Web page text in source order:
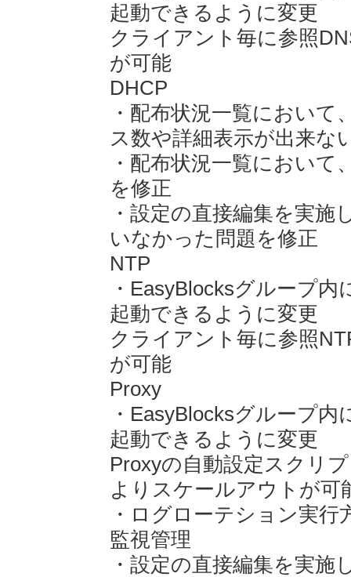
起動できるように変更
クライアント毎に参照
が可能
DHCP
・配布状況一覧におい
ス数や詳細表示が出来な
・配布状況一覧におい
を修正
・設定の直接編集を実
いなかった問題を修正
NTP
・EasyBlocksグループ
起動できるように変更
クライアント毎に参照
が可能
Proxy
・EasyBlocksグループ
起動できるように変更
Proxyの自動設定スクリ
よりスケールアウトが可
・ログローテション実行
監視管理
・設定の直接編集を実